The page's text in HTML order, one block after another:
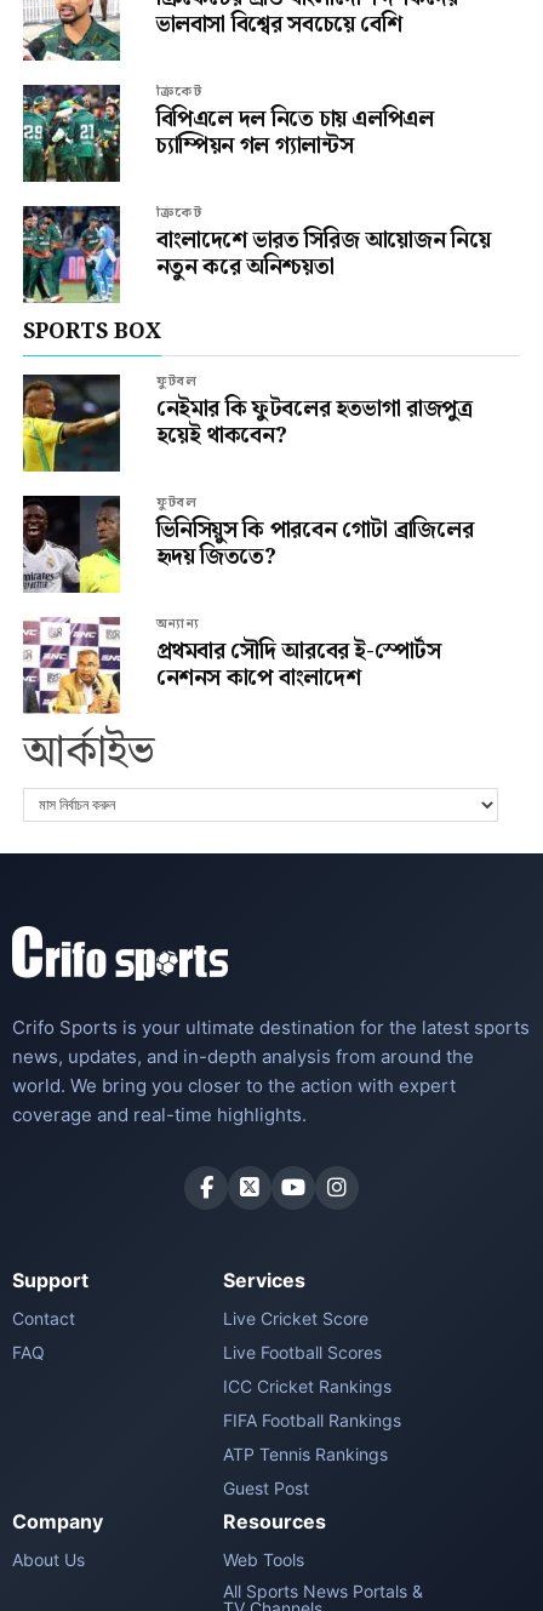
ভালবাসা বিশ্বের সবচেয়ে বেশি
ক্রিকেট
বিপিএলে দল নিতে চায় এলপিএল
চ্যাম্পিয়ন গল গ্যালান্টস
ক্রিকেট
বাংলাদেশে ভারত সিরিজ আয়োজন নিয়ে
নতুন করে অনিশ্চয়তা
SPORTS BOX
ফুটবল
নেইমার কি ফুটবলের হতভাগা রাজপুত্র
হয়েই থাকবেন?
ফুটবল
ভিনিসিয়ুস কি পারবেন গোটা ব্রাজিলের
হৃদয় জিততে?
অন্যান্য
প্রথমবার সৌদি আরবের ই-স্পোর্টস
নেশনস কাপে বাংলাদেশ
আর্কাইভ
Crifo Sports is your ultimate destination for the latest sports
news, updates, and in-depth analysis from around the
world. We bring you closer to the action with expert
coverage and real-time highlights.
Support
Contact
FAQ
Services
Live Cricket Score
Live Football Scores
ICC Cricket Rankings
FIFA Football Rankings
ATP Tennis Rankings
Guest Post
Company
About Us
Resources
Web Tools
All Sports News Portals &